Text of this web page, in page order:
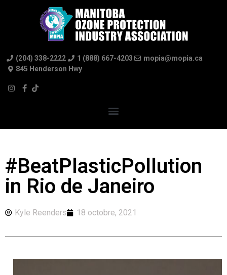
(204) 338-2222 1 (888) 667-4203
mopia@mopia.ca
845 Henderson Hwy
#BeatPlasticPollution
in Rio de Janeiro
Kyle Reenders 18 octobre, 2021